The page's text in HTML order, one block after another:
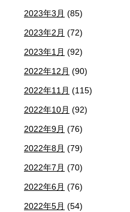
2023年3月 (85)
2023年2月 (72)
2023年1月 (92)
2022年12月 (90)
2022年11月 (115)
2022年10月 (92)
2022年9月 (76)
2022年8月 (79)
2022年7月 (70)
2022年6月 (76)
2022年5月 (54)